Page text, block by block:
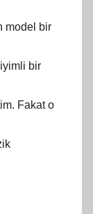
model bir
bir
Fakat o